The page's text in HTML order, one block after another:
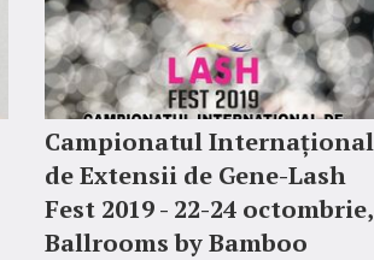
Campionatul Internațional
de Extensii de Gene-Lash
Fest 2019 - 22-24 octombrie,
Ballrooms by Bamboo